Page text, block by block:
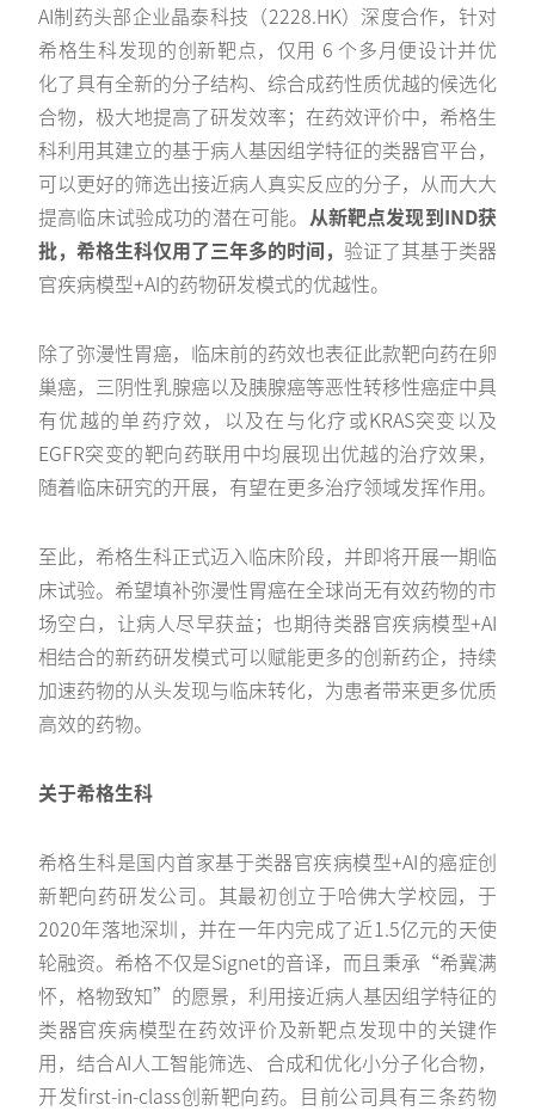
AI制药头部企业晶泰科技（2228.HK）深度合作，针对
希格生科发现的创新靶点，仅用 6 个多月便设计并优
化了具有全新的分子结构、综合成药性质优越的候选化
合物，极大地提高了研发效率；在药效评价中，希格生
科利用其建立的基于病人基因组学特征的类器官平台，
可以更好的筛选出接近病人真实反应的分子，从而大大
提高临床试验成功的潜在可能。 从新靶点发现到IND获
批，希格生科仅用了三年多的时间， 验证了其基于类器
官疾病模型+AI的药物研发模式的优越性。
除了弥漫性胃癌，临床前的药效也表征此款靶向药在卵
巢癌，三阴性乳腺癌以及胰腺癌等恶性转移性癌症中具
有优越的单药疗效，以及在与化疗或KRAS突变以及
EGFR突变的靶向药联用中均展现出优越的治疗效果，
随着临床研究的开展，有望在更多治疗领域发挥作用。
至此，希格生科正式迈入临床阶段，并即将开展一期临
床试验。希望填补弥漫性胃癌在全球尚无有效药物的市
场空白，让病人尽早获益；也期待类器官疾病模型+AI
相结合的新药研发模式可以赋能更多的创新药企，持续
加速药物的从头发现与临床转化，为患者带来更多优质
高效的药物。
关于希格生科
希格生科是国内首家基于类器官疾病模型+AI的癌症创
新靶向药研发公司。其最初创立于哈佛大学校园，于
2020年落地深圳，并在一年内完成了近1.5亿元的天使
轮融资。希格不仅是Signet的音译，而且秉承“希冀满
怀，格物致知”的愿景，利用接近病人基因组学特征的
类器官疾病模型在药效评价及新靶点发现中的关键作
用，结合AI人工智能筛选、合成和优化小分子化合物，
开发first-in-class创新靶向药。目前公司具有三条药物